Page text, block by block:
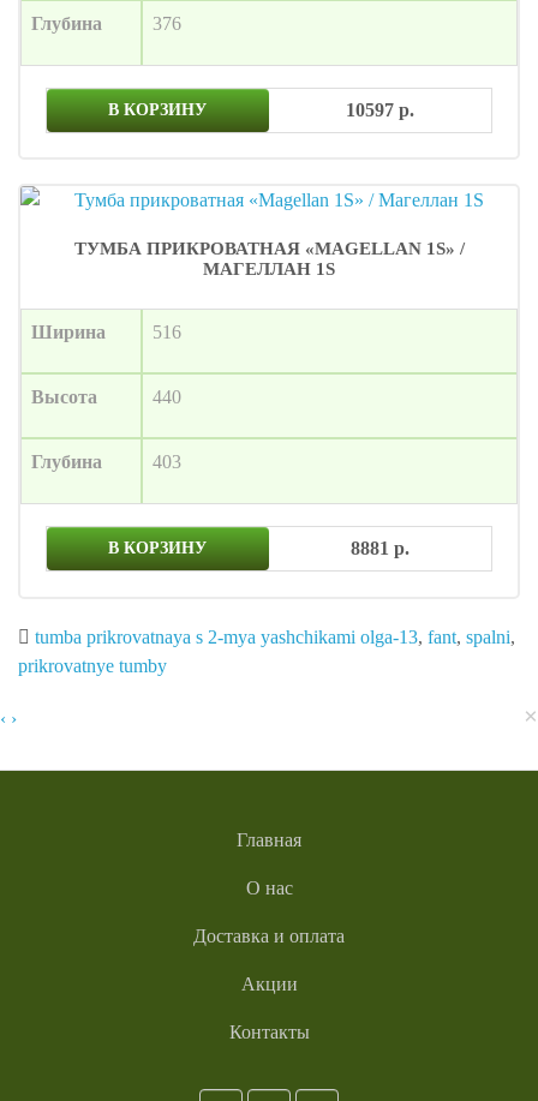
Глубина 376
В КОРЗИНУ 10597 р.
ТУМБА ПРИКРОВАТНАЯ «MAGELLAN 1S» /
МАГЕЛЛАН 1S
Ширина 516
Высота 440
Глубина 403
В КОРЗИНУ 8881 р.
tumba prikrovatnaya s 2-mya yashchikami olga-13, fant, spalni,
prikrovatnye tumby
‹ › ×
Главная
О нас
Доставка и оплата
Акции
Контакты